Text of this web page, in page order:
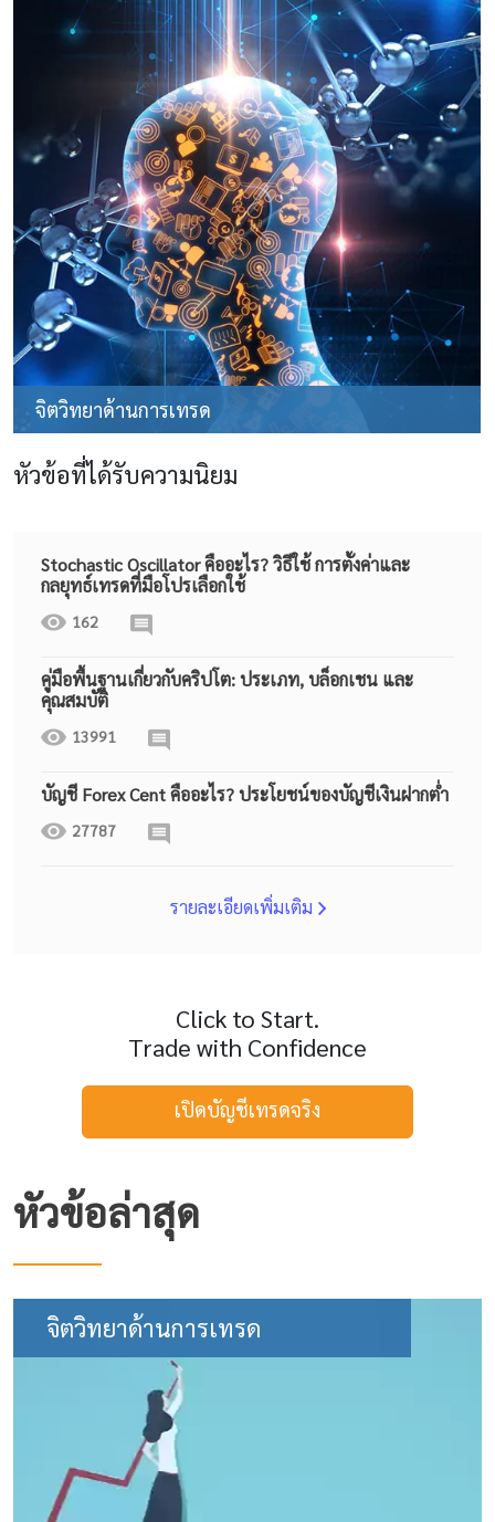
จิตวิทยาด้านการเทรด
หัวข้อที่ได้รับความนิยม
Stochastic Oscillator คืออะไร? วิธีใช้ การตั้งค่าและ
กลยุทธ์เทรดที่มือโปรเลือกใช้
162
คู่มือพื้นฐานเกี่ยวกับคริปโต: ประเภท, บล็อกเชน และ
คุณสมบัติ
13991
บัญชี Forex Cent คืออะไร? ประโยชน์ของบัญชีเงินฝากต่ำ
27787
รายละเอียดเพิ่มเติม
Click to Start.
Trade with Confidence
เปิดบัญชีเทรดจริง
หัวข้อล่าสุด
จิตวิทยาด้านการเทรด